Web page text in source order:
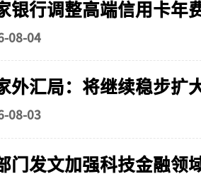
银行调整高端信用卡年
08-04
外汇局：将继续稳步扩
08-03
门发文加强科技金融领